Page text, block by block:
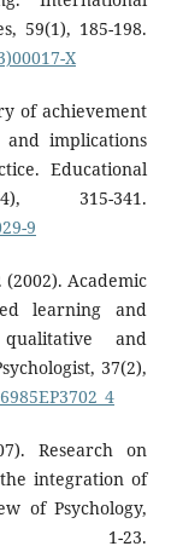
59(1), 185-198.
X
of achievement
and implications
Educational
315-341.
9
(2002). Academic
learning and
and
37(2),
Research on
integration of
of Psychology,
23.